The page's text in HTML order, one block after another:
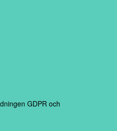
GDPR och